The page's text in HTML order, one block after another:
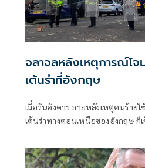
จลาจลหลังเหตุการณ์โจ
เต้นรำที่อังกฤษ
เมื่อวันอังคาร ภายหลังเหตุคนร้ายใ
เต้นรำทางตอนเหนือของอังกฤษ ก็